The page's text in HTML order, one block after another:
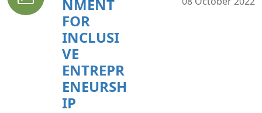
NMENT
FOR
INCLUSI
VE
ENTREPR
ENEURSH
IP